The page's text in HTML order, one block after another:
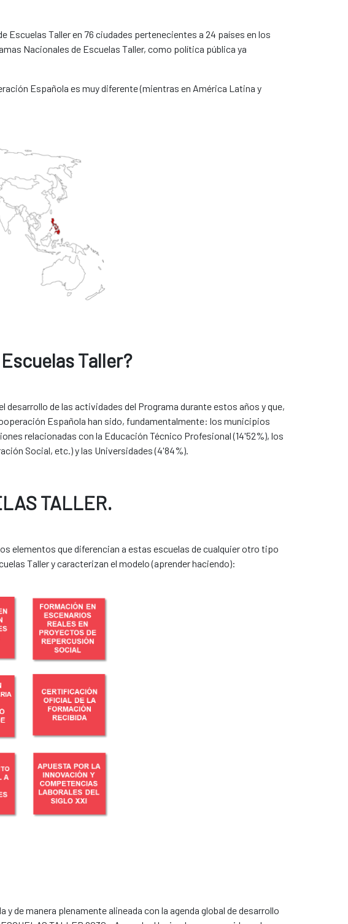
Escuelas Taller en 76 ciudades pertenecientes a 24 países en los
Nacionales de Escuelas Taller, como política pública ya
Española es muy diferente (mientras en América Latina y
Taller?
de las actividades del Programa durante estos años y que,
Española han sido, fundamentalmente: los municipios
relacionadas con la Educación Técnico Profesional (14'52%), los
Social, etc.) y las Universidades (4'84%).
TALLER.
elementos que diferencian a estas escuelas de cualquier otro tipo
Taller y caracterizan el modelo (aprender haciendo):
de manera plenamente alineada con la agenda global de desarrollo